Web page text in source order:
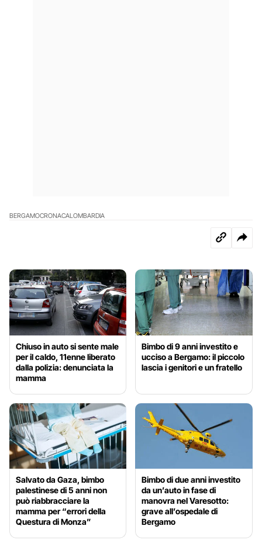
BERGAMOCRONACALOMBARDIA
Chiuso in auto si sente male
per il caldo, 11enne liberato
dalla polizia: denunciata la
mamma
Bimbo di 9 anni investito e
ucciso a Bergamo: il piccolo
lascia i genitori e un fratello
Salvato da Gaza, bimbo
palestinese di 5 anni non
può riabbracciare la
mamma per “errori della
Questura di Monza”
Bimbo di due anni investito
da un’auto in fase di
manovra nel Varesotto:
grave all’ospedale di
Bergamo